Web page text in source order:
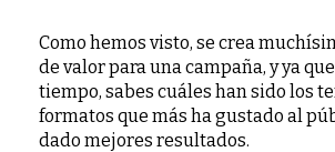
Como hemos visto, se crea
de valor para una campaña, y ya
tiempo, sabes cuáles han sido los
formatos que más ha gustado al
dado mejores resultados.